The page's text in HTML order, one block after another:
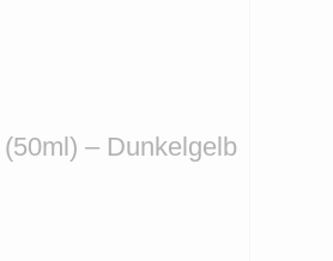
– Dunkelgelb